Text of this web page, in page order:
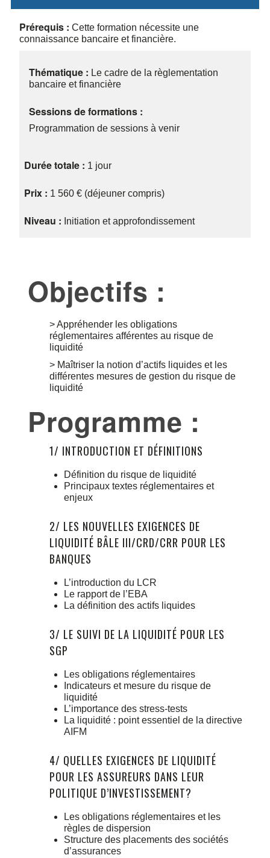
Prérequis : Cette formation nécessite une
connaissance bancaire et financière.
Thématique : Le cadre de la règlementation
bancaire et financière
Sessions de formations :
Programmation de sessions à venir
Durée totale : 1 jour
Prix : 1 560 € (déjeuner compris)
Niveau : Initiation et approfondissement
Objectifs :
> Appréhender les obligations
réglementaires afférentes au risque de
liquidité
> Maîtriser la notion d’actifs liquides et les
différentes mesures de gestion du risque de
liquidité
Programme :
1/ INTRODUCTION ET DÉFINITIONS
Définition du risque de liquidité
Principaux textes réglementaires et
enjeux
2/ LES NOUVELLES EXIGENCES DE
LIQUIDITÉ BÂLE III/CRD/CRR POUR LES
BANQUES
L’introduction du LCR
Le rapport de l’EBA
La définition des actifs liquides
3/ LE SUIVI DE LA LIQUIDITÉ POUR LES
SGP
Les obligations réglementaires
Indicateurs et mesure du risque de
liquidité
L’importance des stress-tests
La liquidité : point essentiel de la directive
AIFM
4/ QUELLES EXIGENCES DE LIQUIDITÉ
POUR LES ASSUREURS DANS LEUR
POLITIQUE D’INVESTISSEMENT?
Les obligations réglementaires et les
règles de dispersion
Structure des placements des sociétés
d’assurances